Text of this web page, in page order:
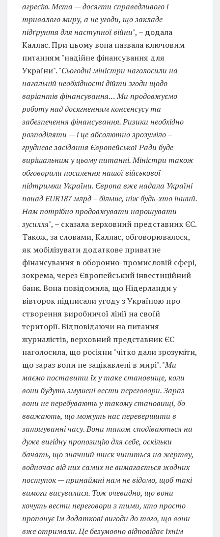
агресію. Мета — досягти справедливого і
тривалого миру, а не угоди, що закладе
підґрунтя для наступної війни", – додала
Каллас. При цьому вона назвала ключовим
питанням "надійне фінансування для
України". "Сьогодні міністри наголосили на
нагальній необхідності дійти згоди щодо
варіантів фінансування… Ми продовжуємо
роботу над досягненням консенсусу та
забезпечення фінансування. Ризики необхідно
розподіляти — і це абсолютно зрозуміло –
грудневе засідання Європейської Ради буде
вирішальним у цьому питанні. Міністри також
обговорили посилення нашої військової
підтримки України. Європа вже надала Україні
понад EUR187 млрд – більше, ніж будь-хто інший.
Нам потрібно продовжувати нарощувати
зусилля", – сказала верховний представник ЄС.
Також, за словами, Каллас, обговорювалося,
як мобілізувати додаткове приватне
фінансування в оборонно-промисловій сфері,
зокрема, через Європейський інвестиційний
банк. Вона повідомила, що Нідерланди у
вівторок підписали угоду з Україною про
створення виробничої лінії на своїй
території. Відповідаючи на питання
журналістів, верховний представник ЄС
наголосила, що росіяни "чітко дали зрозуміти,
що зараз вони не зацікавлені в мирі". "Ми
маємо поставити їх у таке становище, коли
вони будуть змушені вести переговори. Зараз
вони не перебувають у такому становищі, бо
вважають, що можуть нас перевершити в
затягуванні часу. Вони також сподіваються на
дуже вигідну пропозицію для себе, оскільки
бачать, що значний тиск чиниться на жертву,
водночас від них самих не вимагається жодних
поступок — принаймні нам не відомо, щоб такі
вимоги висувалися. Тож очевидно, що вони
хочуть вести переговори з тими, хто просто
пропонує їм додаткові вигоди до того, що вони
вже отримали. Це безумовно відповідає їхнім